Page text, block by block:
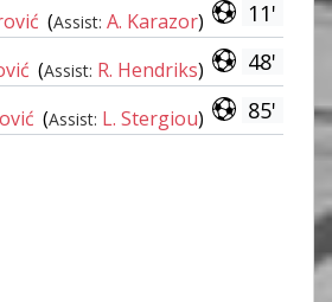
11'
(Assist: A. Karazor)
48'
(Assist: R. Hendriks)
85'
(Assist: L. Stergiou)